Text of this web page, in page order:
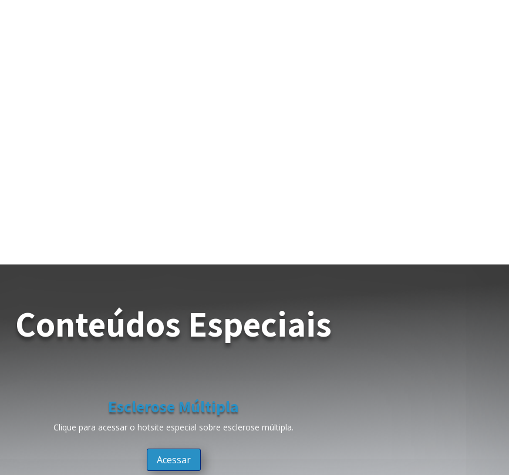
Conteúdos Especiais
Esclerose Múltipla
Clique para acessar o hotsite especial sobre esclerose múltipla.
Acessar